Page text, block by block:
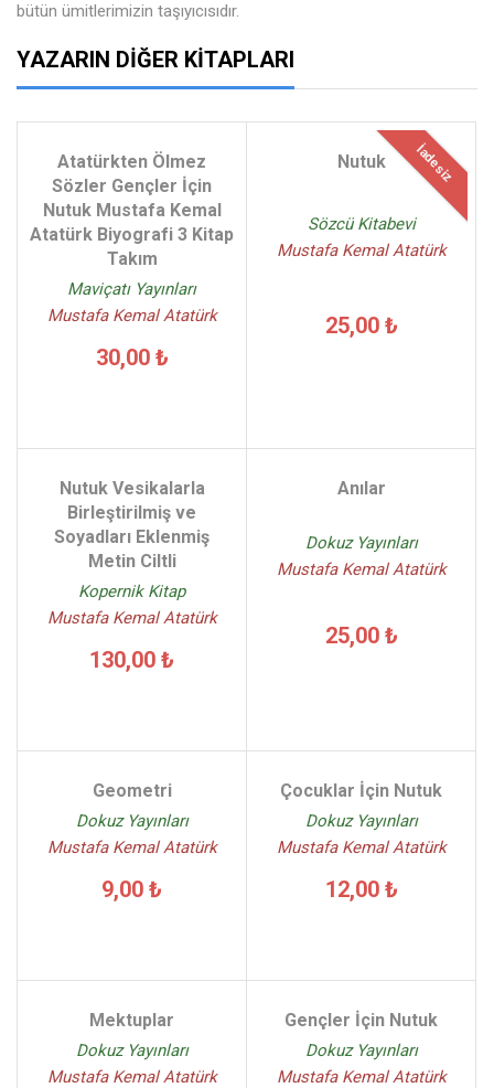
bütün ümitlerimizin taşıyıcısıdır.
YAZARIN DIĞER KITAPLARI
Atatürkten Ölmez
Sözler Gençler İçin
Nutuk Mustafa Kemal
Atatürk Biyografi 3 Kitap
Takım
Maviçatı Yayınları
Mustafa Kemal Atatürk
30,00 ₺
İadesiz
Nutuk
Sözcü Kitabevi
Mustafa Kemal Atatürk
25,00 ₺
Nutuk Vesikalarla
Birleştirilmiş ve
Soyadları Eklenmiş
Metin Ciltli
Kopernik Kitap
Mustafa Kemal Atatürk
130,00 ₺
Anılar
Dokuz Yayınları
Mustafa Kemal Atatürk
25,00 ₺
Geometri
Dokuz Yayınları
Mustafa Kemal Atatürk
9,00 ₺
Çocuklar İçin Nutuk
Dokuz Yayınları
Mustafa Kemal Atatürk
12,00 ₺
Mektuplar
Dokuz Yayınları
Mustafa Kemal Atatürk
Gençler İçin Nutuk
Dokuz Yayınları
Mustafa Kemal Atatürk